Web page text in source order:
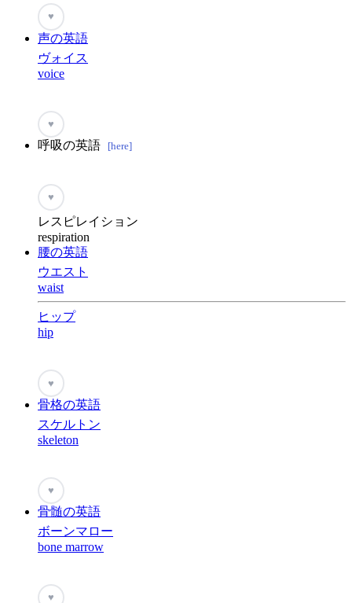
♥
声の英語
ヴォイス
voice
♥
呼吸の英語 [here]
♥
レスピレイション
respiration
腰の英語
ウエスト
waist
ヒップ
hip
♥
骨格の英語
スケルトン
skeleton
♥
骨髄の英語
ボーンマロー
bone marrow
♥